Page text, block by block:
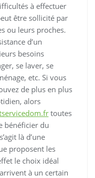
à effectuer
être sollicité par
ou leurs proches.
d’un
besoins
se laver, se
etc. Si vous
de plus en plus
alors
toutes
bénéficier du
là d’une
proposent les
le choix idéal
à un certain